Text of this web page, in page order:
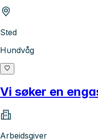
Sted
Hundvåg
Vi søker en
Arbeidsgiver